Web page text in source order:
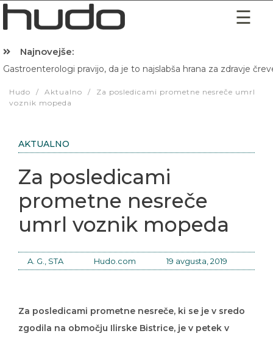
Najnovejše:
Gastroenterologi pravijo, da je to najslabša hrana za zdravje
Hudo / Aktualno /
Za posledicami prometne nesreče umrl
voznik mopeda
AKTUALNO
Za posledicami
prometne nesreče
umrl voznik mopeda
A. G., STA Hudo.com 19 avgusta, 2019
Za posledicami prometne nesreče, ki se je v sredo
zgodila na območju Ilirske Bistrice, je v petek v